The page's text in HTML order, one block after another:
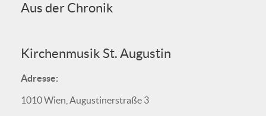
Aus der Chronik
Kirchenmusik St. Augustin
Adresse:
1010 Wien, Augustinerstraße 3